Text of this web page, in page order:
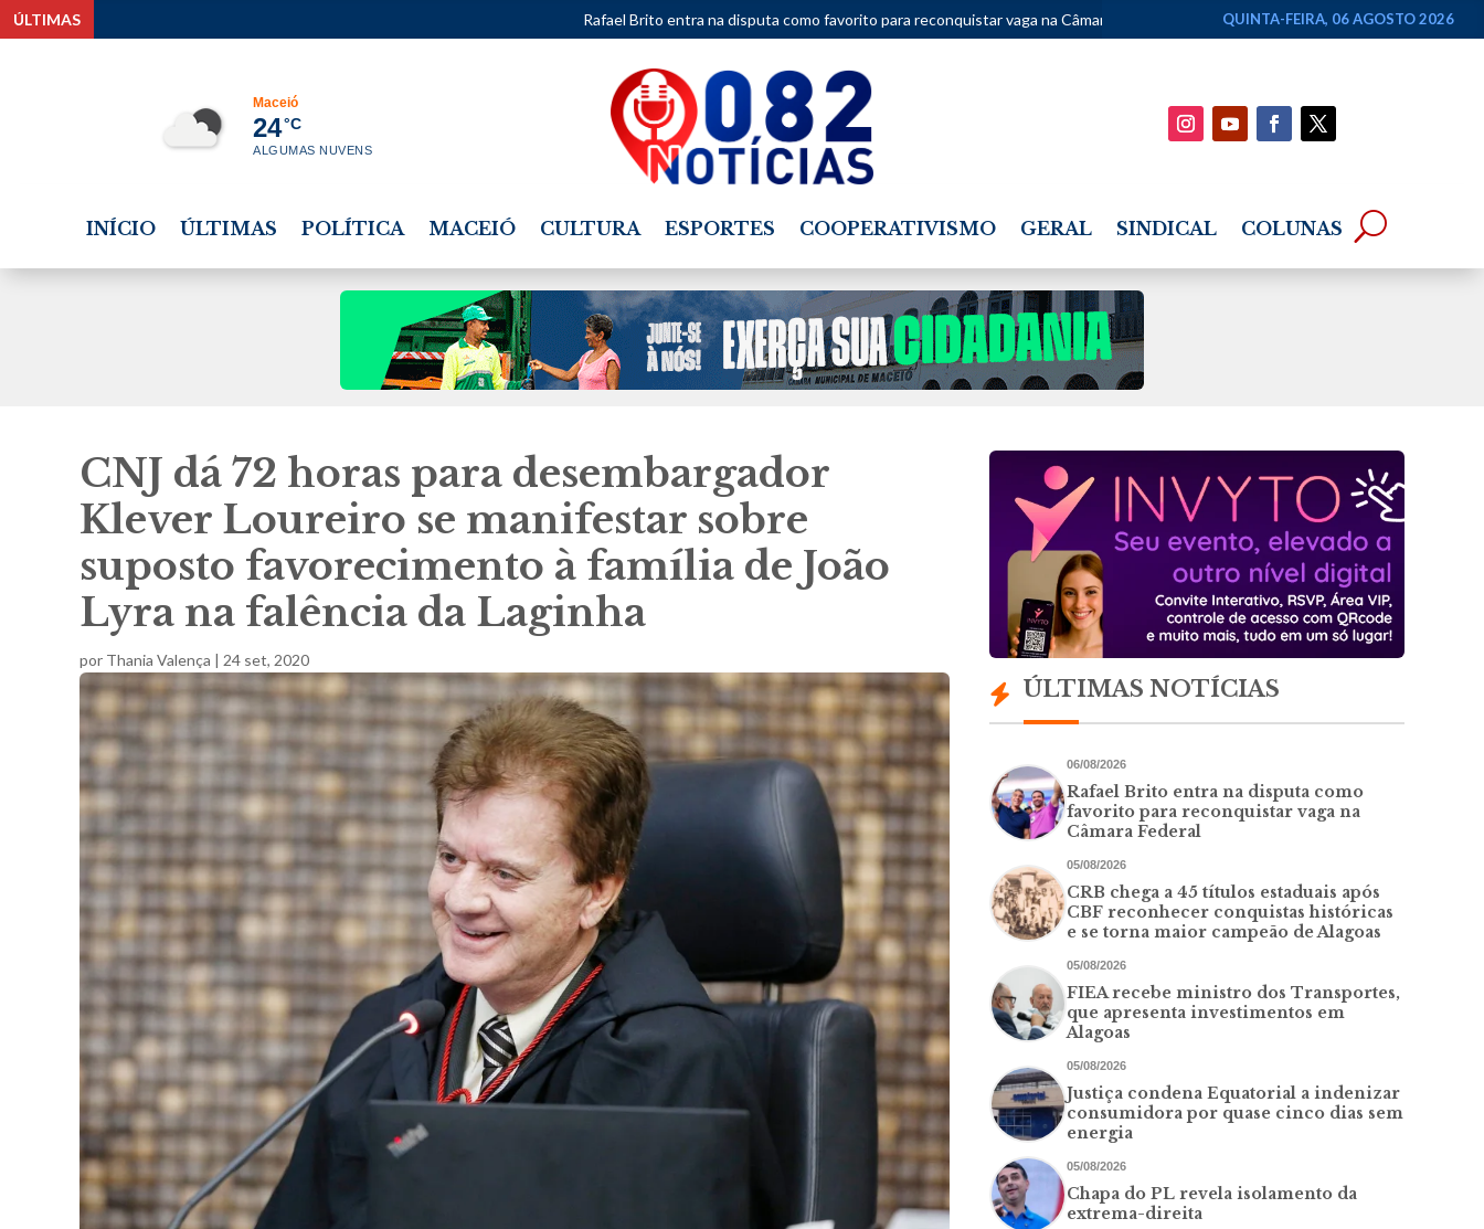
ÚLTIMAS Rafael Brito entra na disputa como favorito para reconquistar vaga na Câmara Federal • CRB chega a 45 títulos estaduais após CBF reconhecer
QUINTA-FEIRA, 06 AGOSTO 2026
Maceió
24°C
ALGUMAS NUVENS
INÍCIO ÚLTIMAS POLÍTICA MACEIÓ CULTURA ESPORTES COOPERATIVISMO GERAL SINDICAL COLUNAS
CNJ dá 72 horas para desembargador
Klever Loureiro se manifestar sobre
suposto favorecimento à família de João
Lyra na falência da Laginha
por Thania Valença 24 set, 2020
ÚLTIMAS NOTÍCIAS
06/08/2026
Rafael Brito entra na disputa como
favorito para reconquistar vaga na
Câmara Federal
05/08/2026
CRB chega a 45 títulos estaduais após
CBF reconhecer conquistas históricas
e se torna maior campeão de Alagoas
05/08/2026
FIEA recebe ministro dos Transportes,
que apresenta investimentos em
Alagoas
05/08/2026
Justiça condena Equatorial a indenizar
consumidora por quase cinco dias sem
energia
05/08/2026
Chapa do PL revela isolamento da
extrema-direita